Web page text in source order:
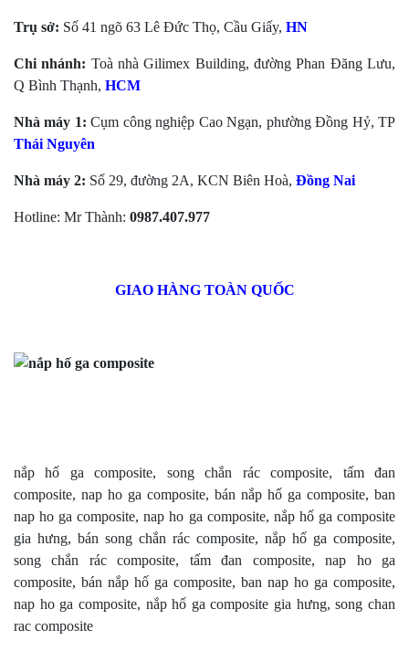
Trụ sở: Số 41 ngõ 63 Lê Đức Thọ, Cầu Giấy, HN
Chi nhánh: Toà nhà Gilimex Building, đường Phan Đăng Lưu,
Q Bình Thạnh, HCM
Nhà máy 1: Cụm công nghiệp Cao Ngạn, phường Đồng Hỷ, TP
Thái Nguyên
Nhà máy 2: Số 29, đường 2A, KCN Biên Hoà, Đồng Nai
Hotline: Mr Thành: 0987.407.977
GIAO HÀNG TOÀN QUỐC
nắp hố ga composite, song chắn rác composite, tấm đan
composite, nap ho ga composite, bán nắp hố ga composite, ban
nap ho ga composite, nap ho ga composite, nắp hố ga composite
gia hưng, bán song chắn rác composite, nắp hố ga composite,
song chắn rác composite, tấm đan composite, nap ho ga
composite, bán nắp hố ga composite, ban nap ho ga composite,
nap ho ga composite, nắp hố ga composite gia hưng, song chan
rac composite